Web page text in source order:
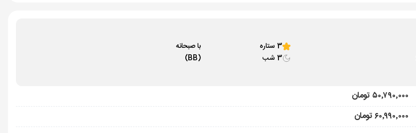
3 ستاره
3 شب
با صبحانه
(BB)
۵۰٬۷۹۰٬۰۰۰ تومان
۶۰٬۹۹۰٬۰۰۰ تومان